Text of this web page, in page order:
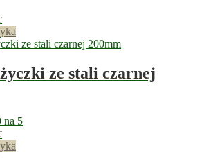
ze stali czarnej
na 5